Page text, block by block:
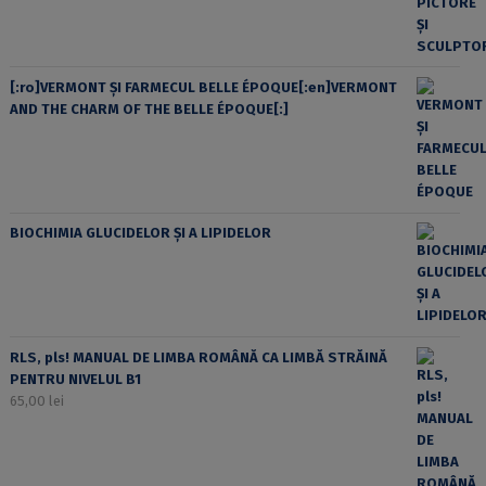
[:ro]VERMONT ȘI FARMECUL BELLE ÉPOQUE[:en]VERMONT
AND THE CHARM OF THE BELLE ÉPOQUE[:]
BIOCHIMIA GLUCIDELOR ȘI A LIPIDELOR
RLS, pls! MANUAL DE LIMBA ROMÂNĂ CA LIMBĂ STRĂINĂ
PENTRU NIVELUL B1
65,00 lei